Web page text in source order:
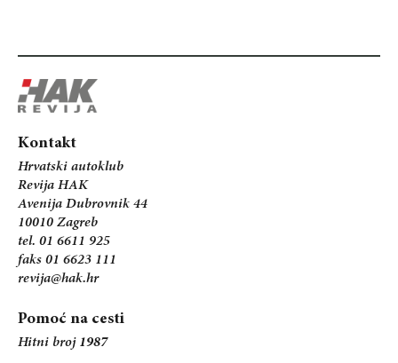
Kontakt
Hrvatski autoklub
Revija HAK
Avenija Dubrovnik 44
10010 Zagreb
tel. 01 6611 925
faks 01 6623 111
revija@hak.hr
Pomoć na cesti
Hitni broj 1987